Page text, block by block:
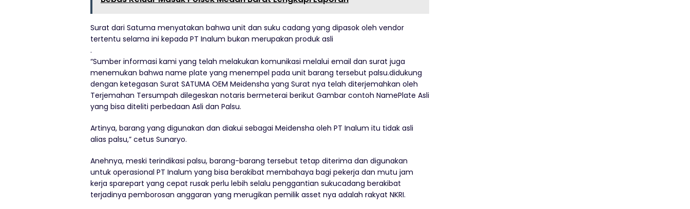
Surat dari Satuma menyatakan bahwa unit dan suku cadang yang dipasok oleh vendor
tertentu selama ini kepada PT Inalum bukan merupakan produk asli
.
“Sumber informasi kami yang telah melakukan komunikasi melalui email dan surat juga
menemukan bahwa name plate yang menempel pada unit barang tersebut palsu.didukung
dengan ketegasan Surat SATUMA OEM Meidensha yang Surat nya telah diterjemahkan oleh
Terjemahan Tersumpah dilegeskan notaris bermeterai berikut Gambar contoh NamePlate Asli
yang bisa diteliti perbedaan Asli dan Palsu.
Artinya, barang yang digunakan dan diakui sebagai Meidensha oleh PT Inalum itu tidak asli
alias palsu,” cetus Sunaryo.
Anehnya, meski terindikasi palsu, barang-barang tersebut tetap diterima dan digunakan
untuk operasional PT Inalum yang bisa berakibat membahaya bagi pekerja dan mutu jam
kerja sparepart yang cepat rusak perlu lebih selalu penggantian sukucadang berakibat
terjadinya pemborosan anggaran yang merugikan pemilik asset nya adalah rakyat NKRI.